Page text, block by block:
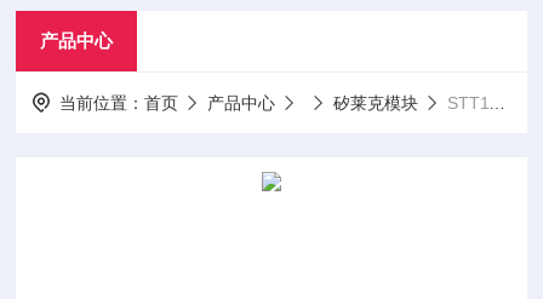
产品中心
当前位置：首页 产品中心 矽莱克模块 STT116GK18B STT130GK08BSTT116GK08B 矽莱克可控硅模块